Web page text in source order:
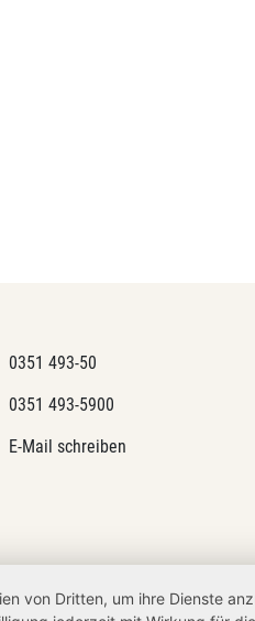
0351 493-50
0351 493-5900
E-Mail schreiben
von Dritten, um ihre Dienste